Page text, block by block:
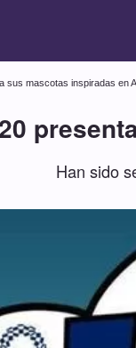
sus mascotas inspiradas en
Han sido